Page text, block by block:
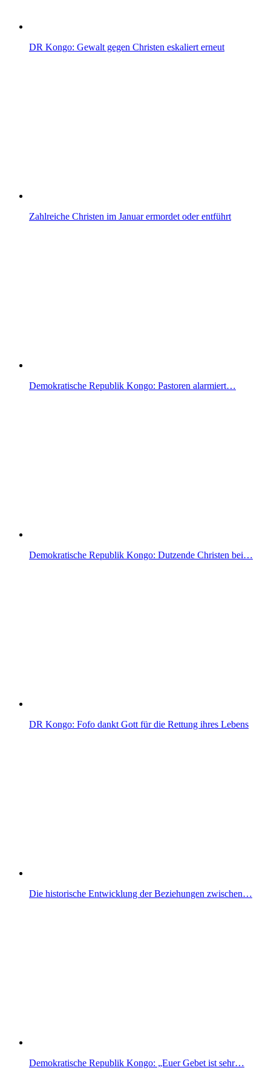
DR Kongo: Gewalt gegen Christen eskaliert erneut
Zahlreiche Christen im Januar ermordet oder entführt
Demokratische Republik Kongo: Pastoren alarmiert…
Demokratische Republik Kongo: Dutzende Christen bei…
DR Kongo: Fofo dankt Gott für die Rettung ihres Lebens
Die historische Entwicklung der Beziehungen zwischen…
Demokratische Republik Kongo: „Euer Gebet ist sehr…